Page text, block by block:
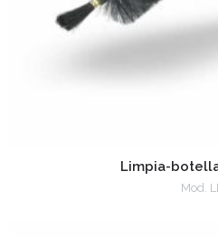
Limpia-
Mod.